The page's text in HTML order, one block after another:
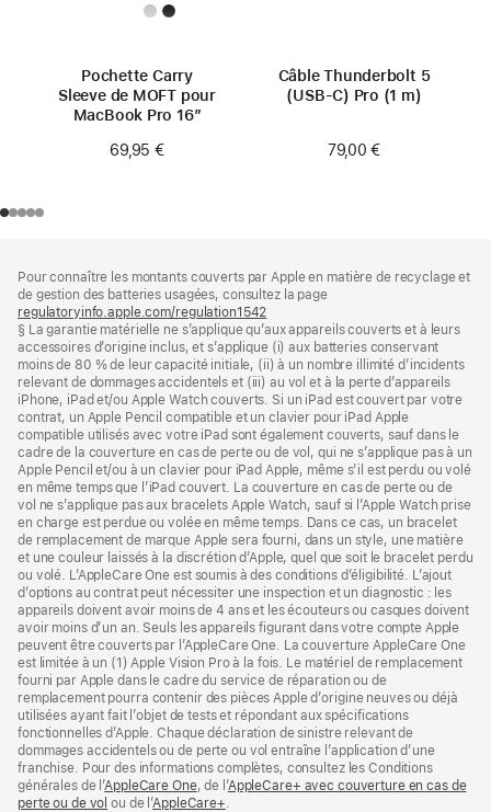
Pochette Carry
Sleeve de MOFT pour
MacBook Pro 16″
69,95 €
Câble Thunderbolt 5
(USB‑C) Pro (1 m)
79,00 €
de
page
de
bas
de
page
Pour connaître les montants couverts par Apple en matière de recyclage et
de gestion des batteries usagées, consultez la page
regulatoryinfo.apple.com/regulation1542
dans
une
nouvelle
fenêtre)
§ La garantie matérielle ne s’applique qu’aux appareils couverts et à leurs
accessoires d’origine inclus, et s’applique (i) aux batteries conservant
moins de 80 % de leur capacité initiale, (ii) à un nombre illimité d’incidents
relevant de dommages accidentels et (iii) au vol et à la perte d’appareils
iPhone, iPad et/ou Apple Watch couverts. Si un iPad est couvert par votre
contrat, un Apple Pencil compatible et un clavier pour iPad Apple
compatible utilisés avec votre iPad sont également couverts, sauf dans le
cadre de la couverture en cas de perte ou de vol, qui ne s’applique pas à un
Apple Pencil et/ou à un clavier pour iPad Apple, même s’il est perdu ou volé
en même temps que l’iPad couvert. La couverture en cas de perte ou de
vol ne s’applique pas aux bracelets Apple Watch, sauf si l’Apple Watch prise
en charge est perdue ou volée en même temps. Dans ce cas, un bracelet
de remplacement de marque Apple sera fourni, dans un style, une matière
et une couleur laissés à la discrétion d’Apple, quel que soit le bracelet perdu
ou volé. L’AppleCare One est soumis à des conditions d’éligibilité. L’ajout
d’options au contrat peut nécessiter une inspection et un diagnostic : les
appareils doivent avoir moins de 4 ans et les écouteurs ou casques doivent
avoir moins d’un an. Seuls les appareils figurant dans votre compte Apple
peuvent être couverts par l’AppleCare One. La couverture AppleCare One
est limitée à un (1) Apple Vision Pro à la fois. Le matériel de remplacement
fourni par Apple dans le cadre du service de réparation ou de
remplacement pourra contenir des pièces Apple d’origine neuves ou déjà
utilisées ayant fait l’objet de tests et répondant aux spécifications
fonctionnelles d’Apple. Chaque déclaration de sinistre relevant de
dommages accidentels ou de perte ou vol entraîne l’application d’une
franchise. Pour des informations complètes, consultez les Conditions
générales de l’AppleCare One(s’ouvre
dans
, de l’AppleCare+ avec couverture en cas de
perte ou de vol (s’ouvre
ou de l’AppleCare+(s’ouvre
.